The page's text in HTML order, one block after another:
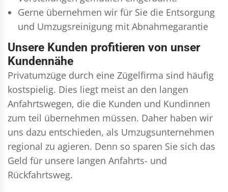
Gerne übernehmen wir für Sie die Entsorgung
und Umzugsreinigung mit Abnahmegarantie
Unsere Kunden profitieren von unser
Kundennähe
Privatumzüge durch eine Zügelfirma sind häufig
kostspielig. Dies liegt meist an den langen
Anfahrtswegen, die die Kunden und Kundinnen
zum teil übernehmen müssen. Daher haben wir
uns dazu entschieden, als Umzugsunternehmen
regional zu agieren. Denn so sparen Sie sich das
Geld für unsere langen Anfahrts- und
Rückfahrtsweg.